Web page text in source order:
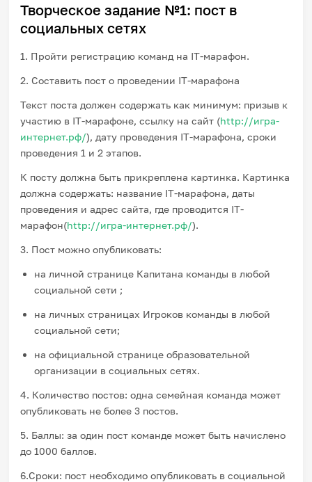
Творческое задание №1: пост в
социальных сетях
1. Пройти регистрацию команд на IT-марафон.
2. Составить пост о проведении IT-марафона
Текст поста должен содержать как минимум: призыв к
участию в IT-марафоне, ссылку на сайт (http://игра-
интернет.рф/), дату проведения IT-марафона, сроки
проведения 1 и 2 этапов.
К посту должна быть прикреплена картинка. Картинка
должна содержать: название IT-марафона, даты
проведения и адрес сайта, где проводится IT-
марафон(http://игра-интернет.рф/).
3. Пост можно опубликовать:
на личной странице Капитана команды в любой
социальной сети ;
на личных страницах Игроков команды в любой
социальной сети;
на официальной странице образовательной
организации в социальных сетях.
4. Количество постов: одна семейная команда может
опубликовать не более 3 постов.
5. Баллы: за один пост команде может быть начислено
до 1000 баллов.
6.Сроки: пост необходимо опубликовать в социальной